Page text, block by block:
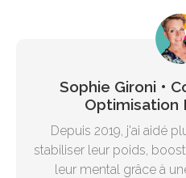
Sophie Gironi •
Optimisation
Depuis 2019, j'ai aidé
stabiliser leur poids,
leur mental grâce à